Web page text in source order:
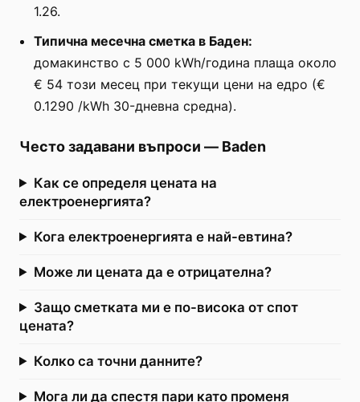
1.26.
Типична месечна сметка в Баден:
домакинство с 5 000 kWh/година плаща около
€ 54 този месец при текущи цени на едро (€
0.1290 /kWh 30-дневна средна).
Често задавани въпроси — Baden
Как се определя цената на
електроенергията?
Кога електроенергията е най-евтина?
Може ли цената да е отрицателна?
Защо сметката ми е по-висока от спот
цената?
Колко са точни данните?
Мога ли да спестя пари като променя